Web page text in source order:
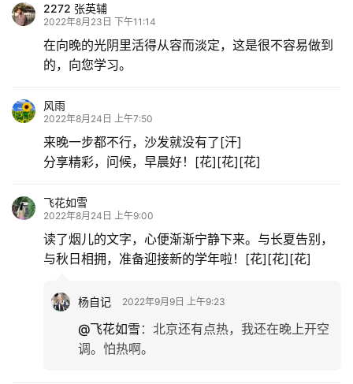
2272 张英辅
2022年8月23日 下午11:14
在向晚的光阴里活得从容而淡定，这是很不容易做到
的，向您学习。
风雨
2022年8月24日 上午7:50
来晚一步都不行，沙发就没有了[汗]
分享精彩，问候，早晨好！[花][花][花]
飞花如雪
2022年8月24日 上午9:00
读了烟儿的文字，心便渐渐宁静下来。与长夏告别，
与秋日相拥，准备迎接新的学年啦！[花][花][花]
杨自记 2022年9月9日 上午9:23
@飞花如雪 ： 北京还有点热，我还在晚上开空
调。怕热啊。